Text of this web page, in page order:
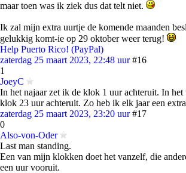
maar toen was ik ziek dus dat telt niet.
Ik zal mijn extra uurtje de komende maanden
gelukkig komt-ie op 29 oktober weer terug!
Help Puerto Rico! (PayPal)
zaterdag 25 maart 2023, 22:48 uur #16
1
JoeyC
In het najaar zet ik de klok 1 uur achteruit. In
klok 23 uur achteruit. Zo heb ik elk jaar een
zaterdag 25 maart 2023, 23:20 uur #17
0
Also-von-Oder
Last man standing.
Een van mijn klokken doet het vanzelf, die
een uur vooruit.